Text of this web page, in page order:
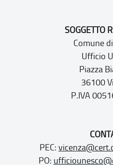
SOGGETTO
Comune
Ufficio
Piazza
36100
P.IVA
PEC:
PO: